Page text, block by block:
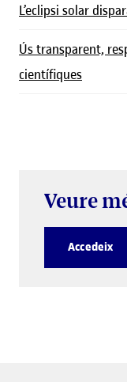
L’eclipsi solar
Ús transparent,
científiques
Veure
Accedeix